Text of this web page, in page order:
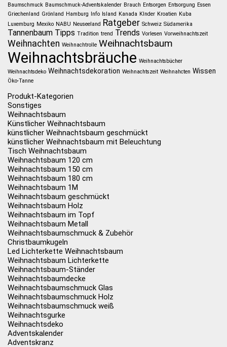
Baumschmuck Baumschmuck-Adventskalender Brauch Entsorgen Entsorgung Essen
Griechenland Grönland Hamburg Info Island Kanada KInder Kroatien Kuba
Luxemburg Mexiko NABU Neuseeland Ratgeber Schweiz Südamerika
Tannenbaum Tipps Tradition trend Trends Vorlesen Vorweihnachtszeit
Weihnachten Weihnachtrolle Weihnachtsbaum
Weihnachtsbräuche Weihnachtsbücher
Weihnachtsdeko Weihnachtsdekoration Weihnachtszeit Weihnahcten Wissen
Öko-Tanne
Produkt-Kategorien
Sonstiges
Weihnachtsbaum
Künstlicher Weihnachtsbaum
künstlicher Weihnachtsbaum geschmückt
künstlicher Weihnachtsbaum mit Beleuchtung
Tisch Weihnachtsbaum
Weihnachtsbaum 120 cm
Weihnachtsbaum 150 cm
Weihnachtsbaum 180 cm
Weihnachtsbaum 1M
Weihnachtsbaum geschmückt
Weihnachtsbaum Holz
Weihnachtsbaum im Topf
Weihnachtsbaum Metall
Weihnachtsbaumschmuck & Zubehör
Christbaumkugeln
Led Lichterkette Weihnachtsbaum
Weihnachtsbaum Lichterkette
Weihnachtsbaum-Ständer
Weihnachtsbaumdecke
Weihnachtsbaumschmuck Glas
Weihnachtsbaumschmuck Holz
Weihnachtsbaumschmuck weiß
Weihnachtsgurke
Weihnachtsdeko
Adventskalender
Adventskranz